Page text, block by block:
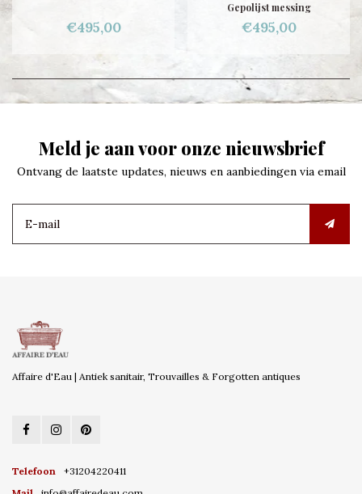
€495,00
Gepolijst messing
€495,00
Meld je aan voor onze nieuwsbrief
Ontvang de laatste updates, nieuws en aanbiedingen via email
Affaire d'Eau | Antiek sanitair, Trouvailles & Forgotten antiques
Telefoon
+31204220411